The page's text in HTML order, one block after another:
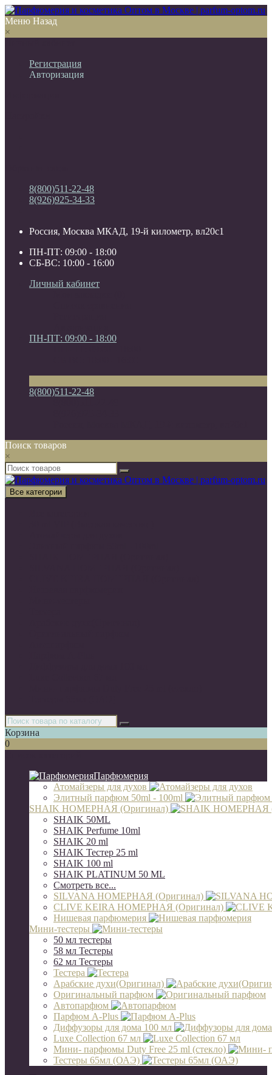
Меню Назад
×
Регистрация
Авторизация
8(800)511-22-48
8(926)925-34-33
Россия, Москва МКАД, 19-й километр, вл20с1
ПН-ПТ: 09:00 - 18:00
СБ-ВС: 10:00 - 16:00
Личный кабинет
ПН-ПТ: 09:00 - 18:00
8(800)511-22-48
Поиск товаров
×
Все категории
Корзина
0
Парфюмерия
Атомайзеры для духов
Элитный парфюм 50ml - 100ml
SHAIK НОМЕРНАЯ (Оригинал)
SHAIK 50ML
SHAIK Perfume 10ml
SHAIK 20 ml
SHAIK Тестер 25 ml
SHAIK 100 ml
SHAIK PLATINUM 50 ML
Смотреть все...
SILVANA НОМЕРНАЯ (Оригинал)
CLIVE KEIRA НОМЕРНАЯ (Оригинал)
Нишевая парфюмерия
Мини-тестеры
50 мл тестеры
58 мл Тестеры
62 мл Тестеры
Тестера
Арабские духи(Оригинал)
Оригинальный парфюм
Автопарфюм
Парфюм A-Plus
Диффузоры для дома 100 мл
Luxe Collection 67 мл
Мини- парфюмы Duty Free 25 ml (стекло)
Тестеры 65мл (ОАЭ)